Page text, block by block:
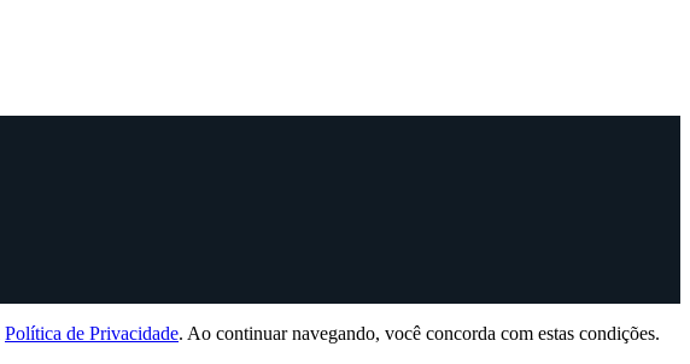
Política de Privacidade. Ao continuar navegando, você concorda com estas condições.